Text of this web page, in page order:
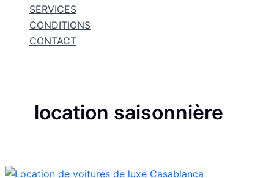
SERVICES
CONDITIONS
CONTACT
location saisonnière